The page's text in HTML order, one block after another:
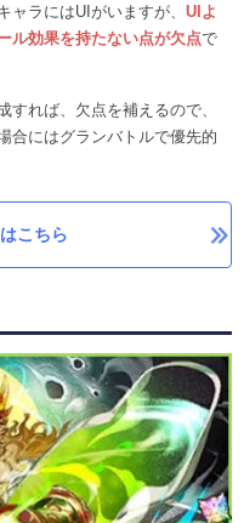
ャラにはUIがいますが、 UIよ
ル効果を持たない点が欠点で
れば、欠点を補えるので、
合にはグランバトルで優先的
こちら